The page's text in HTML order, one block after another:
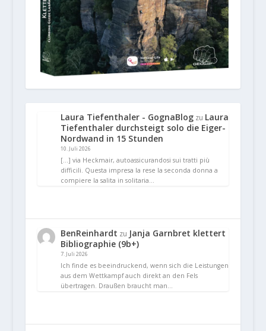
Laura Tiefenthaler - GognaBlogzu Laura
Tiefenthaler durchsteigt solo die Eiger-
Nordwand in 15 Stunden
10. Juli 2026
[…] via Heckmair, autoassicurandosi sui tratti più
difficili. Questa impresa la rese la seconda donna a
compiere la salita in solitaria…
BenReinhardt zu Janja Garnbret klettert
Bibliographie (9b+)
7. Juli 2026
Ich finde es beeindruckend, wenn sich die Leistungen
aus dem Wettkampf auch direkt an den Fels
übertragen. Draußen braucht man…